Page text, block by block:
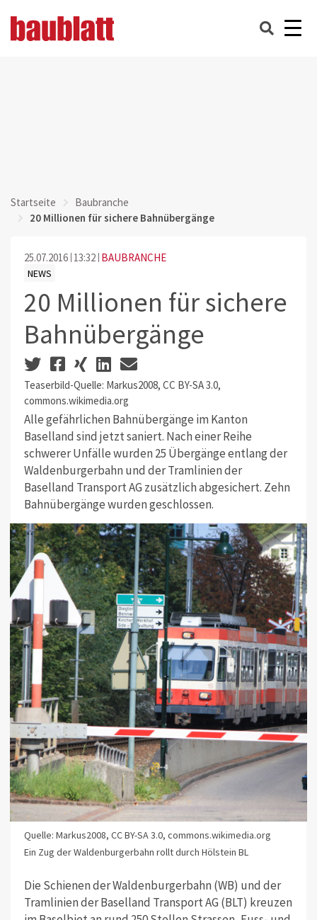
Startseite
Baubranche
20 Millionen für sichere Bahnübergänge
25.07.2016 13:32 BAUBRANCHE
NEWS
20 Millionen für sichere
Bahnübergänge
Teaserbild-Quelle: Markus2008, CC BY-SA 3.0,
commons.wikimedia.org
Alle gefährlichen Bahnübergänge im Kanton
Baselland sind jetzt saniert. Nach einer Reihe
schwerer Unfälle wurden 25 Übergänge entlang der
Waldenburgerbahn und der Tramlinien der
Baselland Transport AG zusätzlich abgesichert. Zehn
Bahnübergänge wurden geschlossen.
Quelle: Markus2008, CC BY-SA 3.0, commons.wikimedia.org
Ein Zug der Waldenburgerbahn rollt durch Hölstein BL
Die Schienen der Waldenburgerbahn (WB) und der
Tramlinien der Baselland Transport AG (BLT) kreuzen